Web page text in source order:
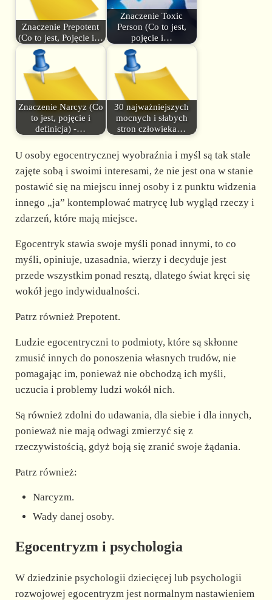
Znaczenie Prepotent
(Co to jest, Pojęcie i…
Znaczenie Toxic
Person (Co to jest,
pojęcie i…
Znaczenie Narcyz (Co
to jest, pojęcie i
definicja) -…
30 najważniejszych
mocnych i słabych
stron człowieka…
U osoby egocentrycznej wyobraźnia i myśl są tak stale
zajęte sobą i swoimi interesami, że nie jest ona w stanie
postawić się na miejscu innej osoby i z punktu widzenia
innego „ja” kontemplować matrycę lub wygląd rzeczy i
zdarzeń, które mają miejsce.
Egocentryk stawia swoje myśli ponad innymi, to co
myśli, opiniuje, uzasadnia, wierzy i decyduje jest
przede wszystkim ponad resztą, dlatego świat kręci się
wokół jego indywidualności.
Patrz również Prepotent.
Ludzie egocentryczni to podmioty, które są skłonne
zmusić innych do ponoszenia własnych trudów, nie
pomagając im, ponieważ nie obchodzą ich myśli,
uczucia i problemy ludzi wokół nich.
Są również zdolni do udawania, dla siebie i dla innych,
ponieważ nie mają odwagi zmierzyć się z
rzeczywistością, gdyż boją się zranić swoje żądania.
Patrz również:
Narcyzm.
Wady danej osoby.
Egocentryzm i psychologia
W dziedzinie psychologii dziecięcej lub psychologii
rozwojowej egocentryzm jest normalnym nastawieniem